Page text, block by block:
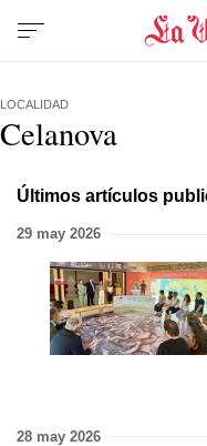
LOCALIDAD
Celanova
Últimos artículos
29 may 2026
28 may 2026